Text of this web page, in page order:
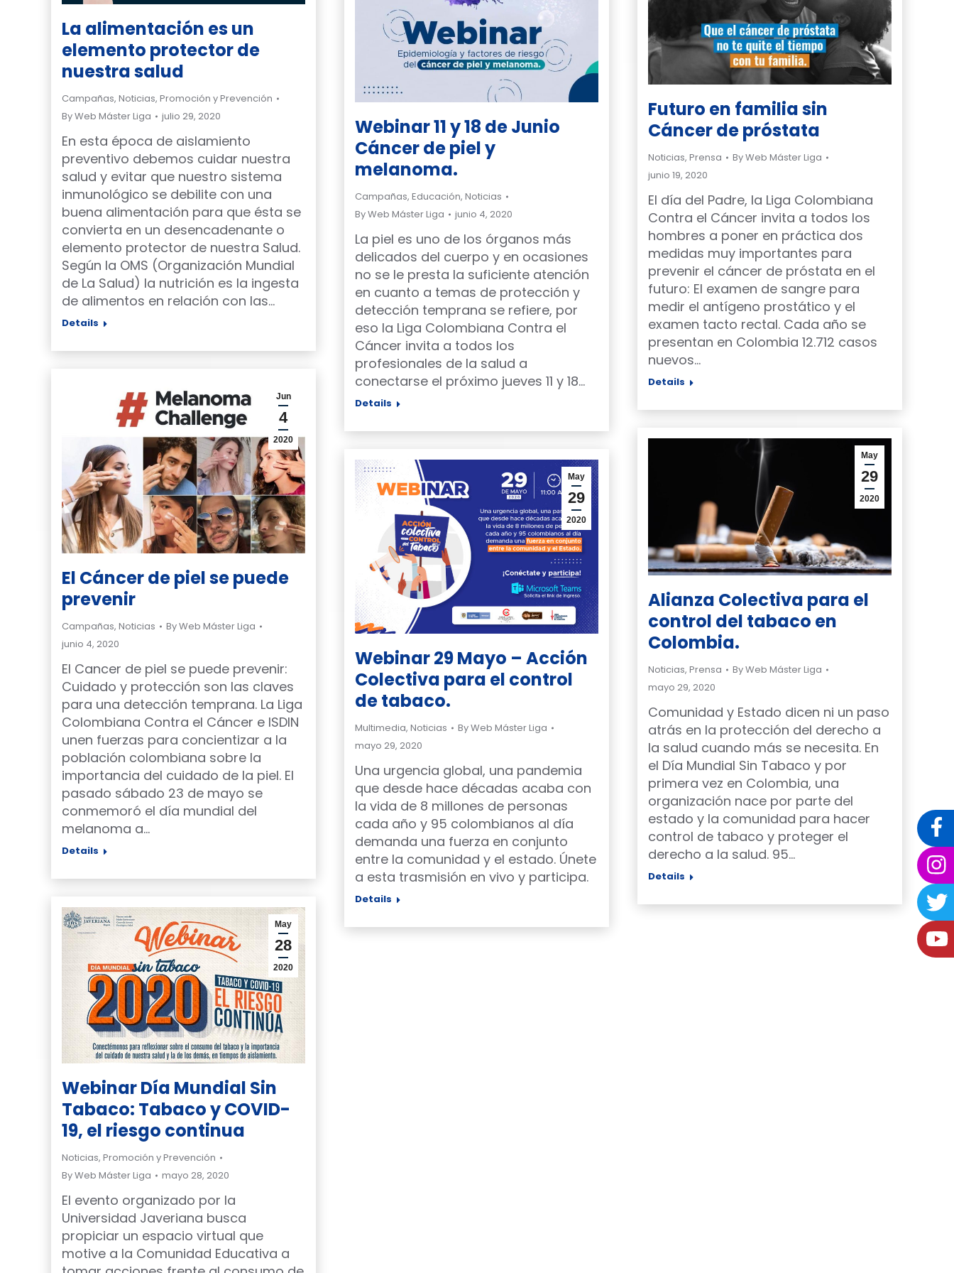
La alimentación es un
elemento protector de
nuestra salud
Campañas, Noticias, Promoción y Prevención
ByWeb Máster Liga julio 29, 2020
En esta época de aislamiento
preventivo debemos cuidar nuestra
salud y evitar que nuestro sistema
inmunológico se debilite con una
buena alimentación para que ésta se
convierta en un desencadenante o
elemento protector de nuestra Salud.
Según la OMS (Organización Mundial
de La Salud) la nutrición es la ingesta
de alimentos en relación con las…
Details
Futuro en familia sin
Cáncer de próstata
Noticias, Prensa ByWeb Máster Liga
junio 19, 2020
El día del Padre, la Liga Colombiana
Contra el Cáncer invita a todos los
hombres a poner en práctica dos
medidas muy importantes para
prevenir el cáncer de próstata en el
futuro: El examen de sangre para
medir el antígeno prostático y el
examen tacto rectal. Cada año se
presentan en Colombia 12.712 casos
nuevos…
Details
Webinar 11 y 18 de Junio
Cáncer de piel y
melanoma.
Campañas, Educación, Noticias
ByWeb Máster Liga junio 4, 2020
La piel es uno de los órganos más
delicados del cuerpo y en ocasiones
no se le presta la suficiente atención
en cuanto a temas de protección y
detección temprana se refiere, por
eso la Liga Colombiana Contra el
Cáncer invita a todos los
profesionales de la salud a
conectarse el próximo jueves 11 y 18…
Details
Jun
4
2020
El Cáncer de piel se puede
prevenir
Campañas, Noticias ByWeb Máster Liga
junio 4, 2020
El Cancer de piel se puede prevenir:
Cuidado y protección son las claves
para una detección temprana. La Liga
Colombiana Contra el Cáncer e ISDIN
unen fuerzas para concientizar a la
población colombiana sobre la
importancia del cuidado de la piel. El
pasado sábado 23 de mayo se
conmemoró el día mundial del
melanoma a…
Details
May
29
2020
Alianza Colectiva para el
control del tabaco en
Colombia.
Noticias, Prensa ByWeb Máster Liga
mayo 29, 2020
Comunidad y Estado dicen ni un paso
atrás en la protección del derecho a
la salud cuando más se necesita. En
el Día Mundial Sin Tabaco y por
primera vez en Colombia, una
organización nace por parte del
estado y la comunidad para hacer
control de tabaco y proteger el
derecho a la salud. 95…
Details
May
29
2020
Webinar 29 Mayo – Acción
Colectiva para el control
de tabaco.
Multimedia, Noticias ByWeb Máster Liga
mayo 29, 2020
Una urgencia global, una pandemia
que desde hace décadas acaba con
la vida de 8 millones de personas
cada año y 95 colombianos al día
demanda una fuerza en conjunto
entre la comunidad y el estado. Únete
a esta trasmisión en vivo y participa.
Details
May
28
2020
Webinar Día Mundial Sin
Tabaco: Tabaco y COVID-
19, el riesgo continua
Noticias, Promoción y Prevención
ByWeb Máster Liga mayo 28, 2020
El evento organizado por la
Universidad Javeriana busca
propiciar un espacio virtual que
motive a la Comunidad Educativa a